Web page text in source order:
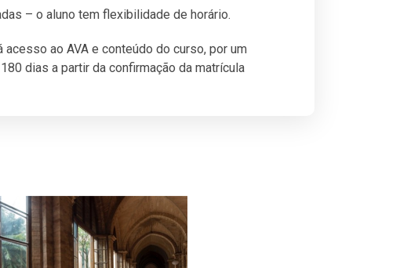
– o aluno tem flexibilidade de horário.
acesso ao AVA e conteúdo do curso, por um
dias a partir da confirmação da matrícula